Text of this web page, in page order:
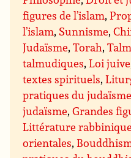
figures de l’islam,
l’islam, Sunnisme,
Judaïsme,Torah,
talmudiques,Loi juive
textes spirituels,
pratiques du judaïsme
judaïsme,Grandes
Littérature rabbinique
orientales,